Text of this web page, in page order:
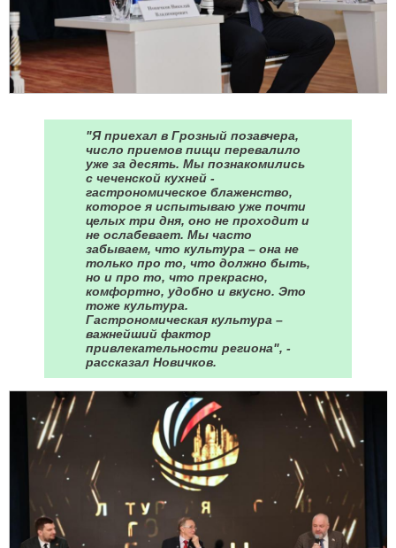
"Я приехал в Грозный позавчера,
число приемов пищи перевалило
уже за десять. Мы познакомились
с чеченской кухней -
гастрономическое блаженство,
которое я испытываю уже почти
целых три дня, оно не проходит и
не ослабевает. Мы часто
забываем, что культура – она не
только про то, что должно быть,
но и про то, что прекрасно,
комфортно, удобно и вкусно. Это
тоже культура.
Гастрономическая культура –
важнейший фактор
привлекательности региона", -
рассказал Новичков.